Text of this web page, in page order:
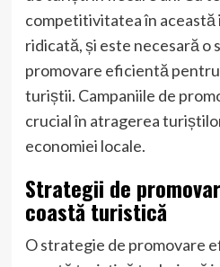
competitivitatea în
ridicată, și este necesară o
promovare eficientă
turiștii. Campaniile de
crucial în atragerea
economiei locale.
Strategii de
coastă turistică
O strategie de promovare